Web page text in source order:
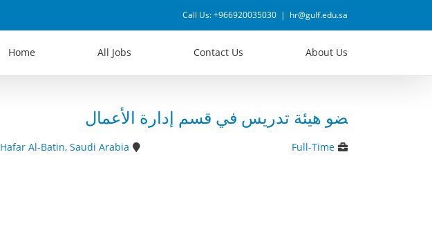
content
Call Us: +966920035030 | hr@gulf.edu.sa
Home All Jobs Contact Us About Us
عضو هيئة تدريس في قسم إدارة الأعمال
Full-Time
Hafar Al-Batin, Saudi Arabia